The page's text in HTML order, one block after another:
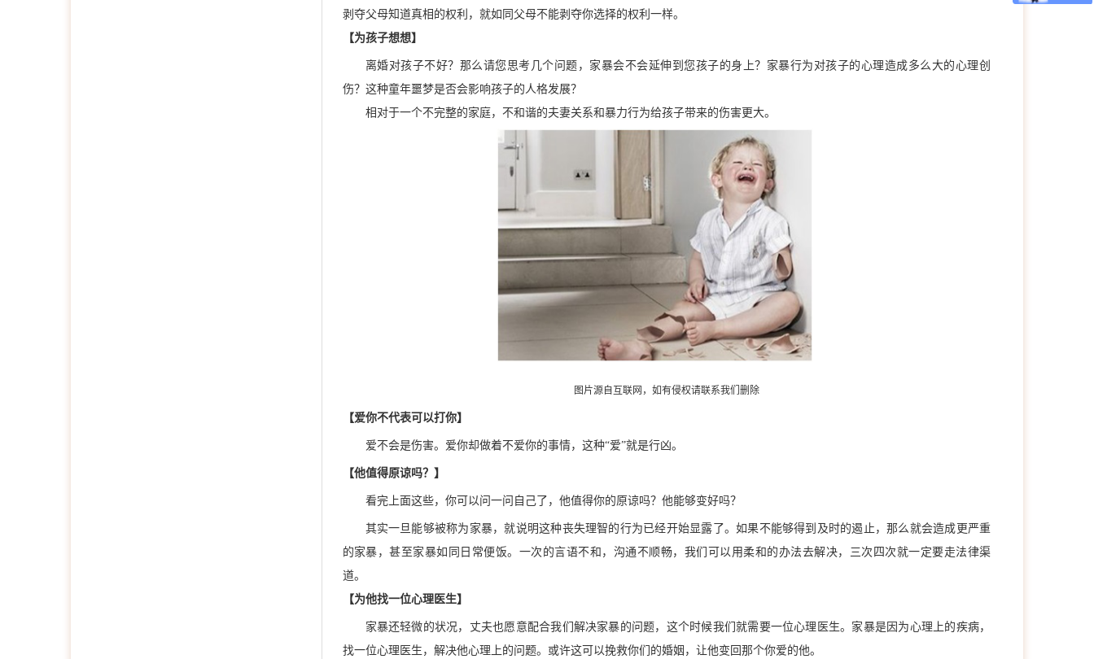
剥夺父母知道真相的权利，就如同父母不能剥夺你选择的权利一样。
【为孩子想想】
离婚对孩子不好？那么请您思考几个问题，家暴会不会延伸到您孩子的身上？家暴行为对孩子的心理造成多么大的心理创
伤？这种童年噩梦是否会影响孩子的人格发展？
相对于一个不完整的家庭，不和谐的夫妻关系和暴力行为给孩子带来的伤害更大。
图片源自互联网，如有侵权请联系我们删除
【爱你不代表可以打你】
爱不会是伤害。爱你却做着不爱你的事情，这种“爱”就是行凶。
【他值得原谅吗？】
看完上面这些，你可以问一问自己了，他值得你的原谅吗？他能够变好吗？
其实一旦能够被称为家暴，就说明这种丧失理智的行为已经开始显露了。如果不能够得到及时的遏止，那么就会造成更严重
的家暴，甚至家暴如同日常便饭。一次的言语不和，沟通不顺畅，我们可以用柔和的办法去解决，三次四次就一定要走法律渠
道。
【为他找一位心理医生】
家暴还轻微的状况，丈夫也愿意配合我们解决家暴的问题，这个时候我们就需要一位心理医生。家暴是因为心理上的疾病，
找一位心理医生，解决他心理上的问题。或许这可以挽救你们的婚姻，让他变回那个你爱的他。